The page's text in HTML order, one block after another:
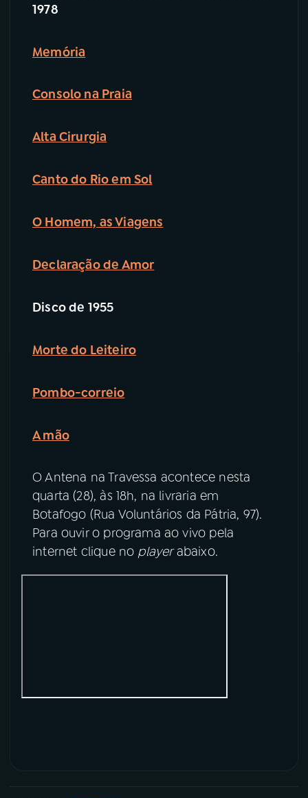
1978
Memória
Consolo na Praia
Alta Cirurgia
Canto do Rio em Sol
O Homem, as Viagens
Declaração de Amor
Disco de 1955
Morte do Leiteiro
Pombo-correio
A mão
O Antena na Travessa acontece nesta
quarta (28), às 18h, na livraria em
Botafogo (Rua Voluntários da Pátria, 97).
Para ouvir o programa ao vivo pela
internet clique no playerabaixo.